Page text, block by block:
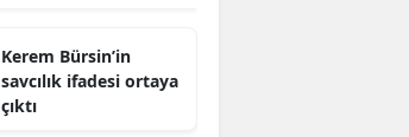
Kerem Bürsin’in
savcılık ifadesi ortaya
çıktı